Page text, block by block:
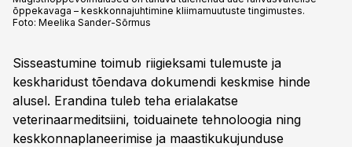
õppekavaga – keskkonnajuhtimine kliimamuutuste tingimustes.
Foto: Meelika Sander-Sõrmus
Sisseastumine toimub riigieksami tulemuste ja
keskharidust tõendava dokumendi keskmise hinde
alusel. Erandina tuleb teha erialakatse
veterinaarmeditsiini, toiduainete tehnoloogia ning
keskkonnaplaneerimise ja maastikukujunduse